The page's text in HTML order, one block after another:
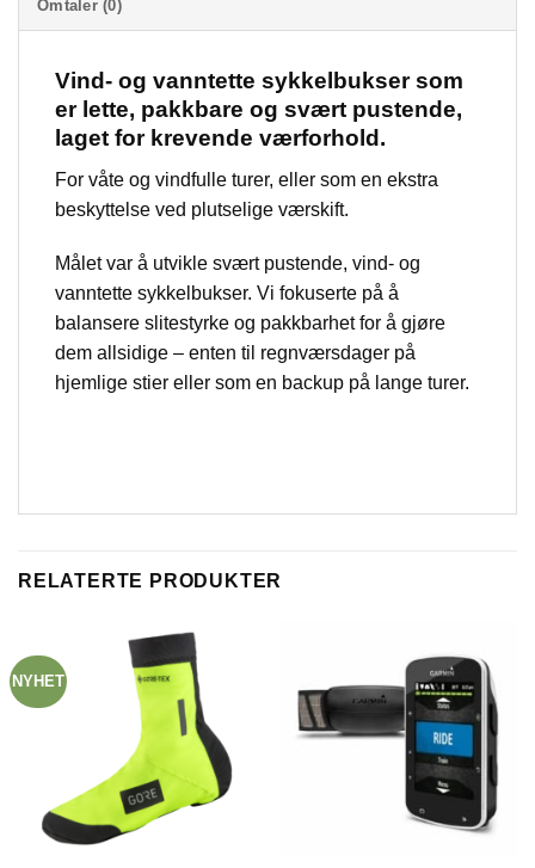
Omtaler (0)
Vind- og vanntette sykkelbukser som
er lette, pakkbare og svært pustende,
laget for krevende værforhold.
For våte og vindfulle turer, eller som en ekstra
beskyttelse ved plutselige værskift.
Målet var å utvikle svært pustende, vind- og
vanntette sykkelbukser. Vi fokuserte på å
balansere slitestyrke og pakkbarhet for å gjøre
dem allsidige – enten til regnværsdager på
hjemlige stier eller som en backup på lange turer.
RELATERTE PRODUKTER
NYHET